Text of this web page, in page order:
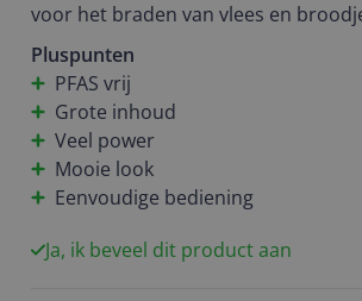
voor het braden van vlees en
mooie look en
eens PFAS vrij, wat een heel
Pluspunten
PFAS vrij
Grote inhoud
Veel power
Mooie look
Eenvoudige bediening
Ja, ik beveel dit product aan